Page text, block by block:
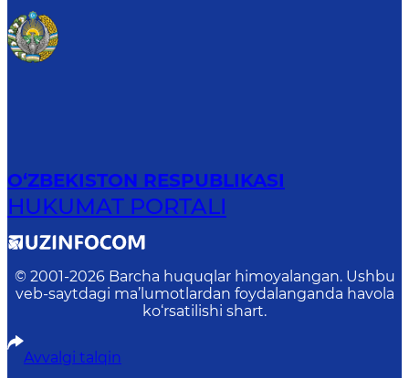
O‘ZBEKISTON RESPUBLIKASI
HUKUMAT PORTALI
© 2001-2026 Barcha huquqlar himoyalangan. Ushbu
veb-saytdagi ma’lumotlardan foydalanganda havola
ko‘rsatilishi shart.
Avvalgi talqin